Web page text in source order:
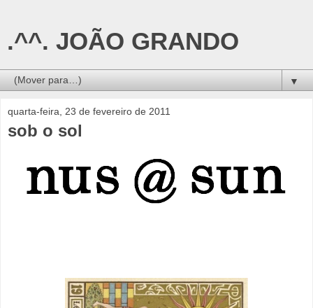
.^^. JOÃO GRANDO
▼
quarta-feira, 23 de fevereiro de 2011
sob o sol